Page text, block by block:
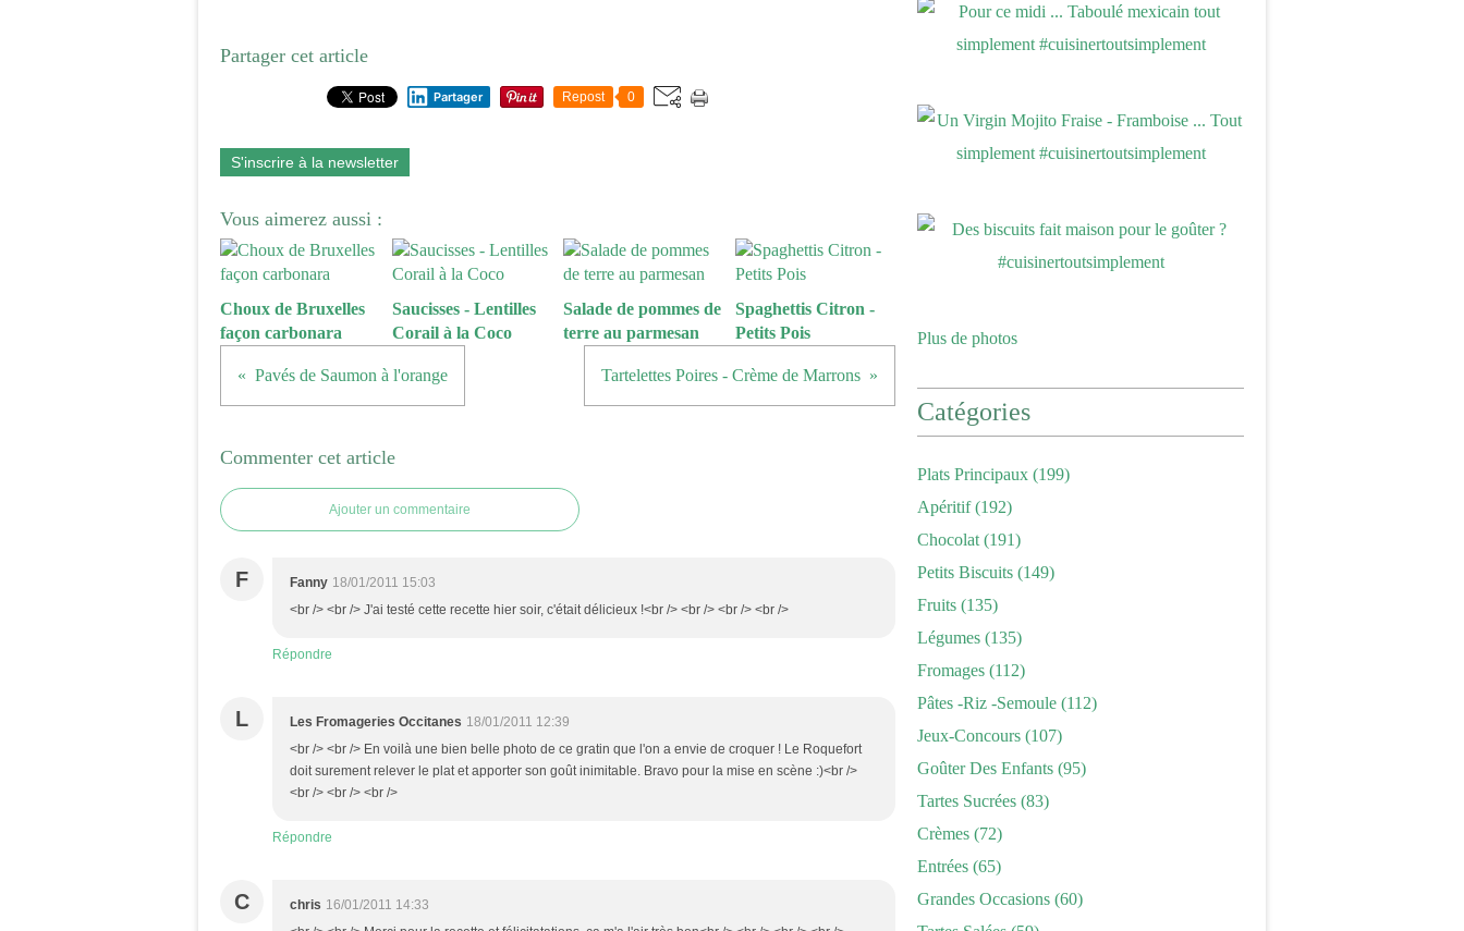
Partager cet article
Partager Repost 0
S'inscrire à la newsletter
Vous aimerez aussi :
Choux de Bruxelles
façon carbonara
Saucisses - Lentilles
Corail à la Coco
Salade de pommes de
terre au parmesan
Spaghettis Citron -
Petits Pois
Pavés de Saumon à l'orange Tartelettes Poires - Crème de Marrons
Commenter cet article
Ajouter un commentaire
F Fanny 18/01/2011 15:03
<br /> <br /> J'ai testé cette recette hier soir, c'était délicieux !<br /> <br /> <br /> <br />
Répondre
L Les Fromageries Occitanes 18/01/2011 12:39
<br /> <br /> En voilà une bien belle photo de ce gratin que l'on a envie de croquer ! Le Roquefort
doit surement relever le plat et apporter son goût inimitable. Bravo pour la mise en scène :)<br />
<br /> <br /> <br />
Répondre
C chris 16/01/2011 14:33
Plus de photos
Catégories
Plats Principaux (199)
Apéritif(192)
Chocolat (191)
Petits Biscuits (149)
Fruits (135)
Légumes (135)
Fromages (112)
Pâtes -riz -semoule (112)
Jeux-Concours (107)
Goûter Des Enfants (95)
Tartes Sucrées (83)
Crèmes (72)
Entrées (65)
Grandes Occasions (60)